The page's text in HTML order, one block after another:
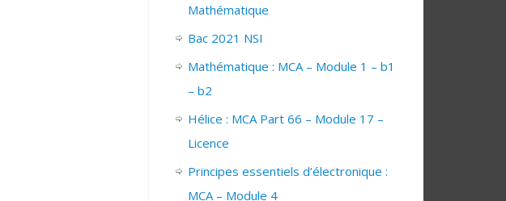
Mathématique
Bac 2021 NSI
Mathématique : MCA – Module 1 – b1
– b2
Hélice : MCA Part 66 – Module 17 –
Licence
Principes essentiels d’électronique :
MCA – Module 4